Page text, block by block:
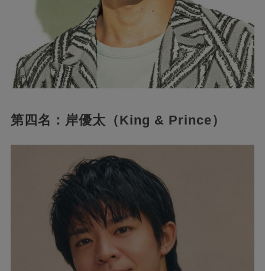
第四名：岸優太（King & Prince）